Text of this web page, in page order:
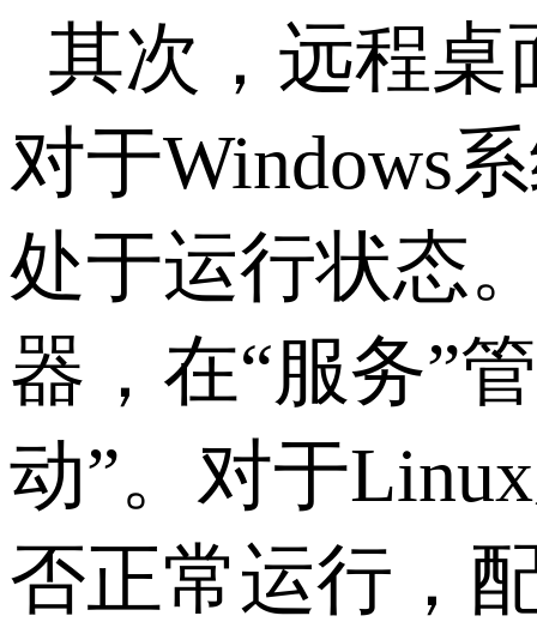
其次，远程桌
对于Windows
处于运行状态
器，在“服务”
动”。对于Linux
否正常运行，